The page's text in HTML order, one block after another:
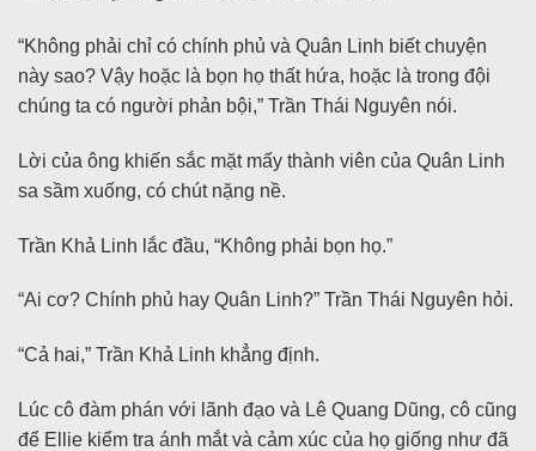
“Không phải chỉ có chính phủ và Quân Linh biết chuyện
này sao? Vậy hoặc là bọn họ thất hứa, hoặc là trong đội
chúng ta có người phản bội,” Trần Thái Nguyên nói.
Lời của ông khiến sắc mặt mấy thành viên của Quân Linh
sa sầm xuống, có chút nặng nề.
Trần Khả Linh lắc đầu, “Không phải bọn họ.”
“Ai cơ? Chính phủ hay Quân Linh?” Trần Thái Nguyên hỏi.
“Cả hai,” Trần Khả Linh khẳng định.
Lúc cô đàm phán với lãnh đạo và Lê Quang Dũng, cô cũng
để Ellie kiểm tra ánh mắt và cảm xúc của họ giống như đã